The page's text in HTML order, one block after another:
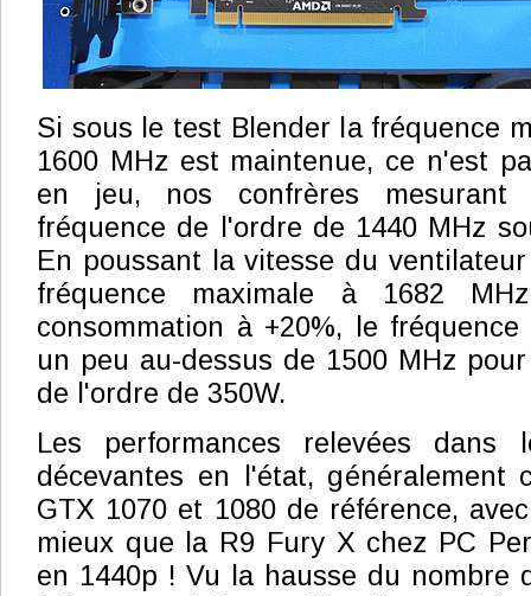
Si sous le test Blender la fréquence
1600 MHz est maintenue, ce n'est
en jeu, nos confrères mesurant
fréquence de l'ordre de 1440 MHz
En poussant la vitesse du
fréquence maximale à 1682
consommation à +20%, le
un peu au-dessus de 1500 MHz
de l'ordre de 350W.
Les performances relevées
décevantes en l'état, généralement
GTX 1070 et 1080 de référence,
mieux que la R9 Fury X chez PC
en 1440p ! Vu la hausse du nombre